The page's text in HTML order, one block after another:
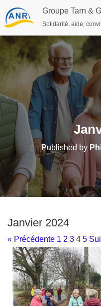
Groupe Tarn &
Solidarité, aide,
Published by
Janvier 2024
« Précédente 1 2 3 4 5